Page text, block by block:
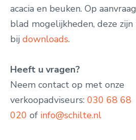
acacia en beuken. Op
blad mogelijkheden, deze
bij downloads.
Heeft u vragen?
Neem contact op met onze
verkoopadviseurs: 030 68 68
020 of info@schilte.nl